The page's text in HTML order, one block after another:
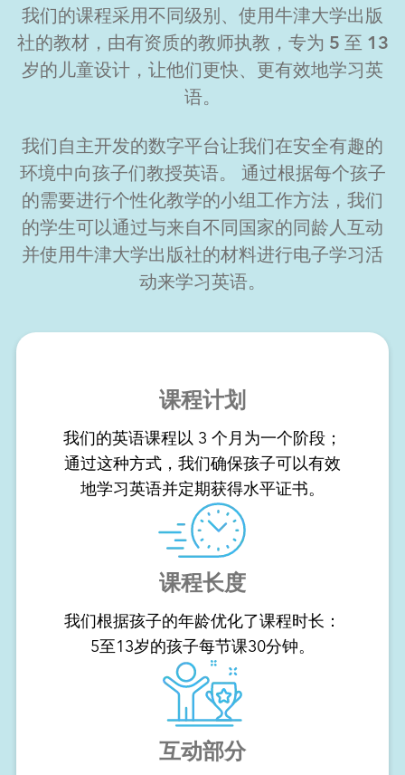
我们的课程采用不同级别、使用牛津大学出版
社的教材，由有资质的教师执教，专为 5 至 13
岁的儿童设计，让他们更快、更有效地学习英
语。
我们自主开发的数字平台让我们在安全有趣的
环境中向孩子们教授英语。 通过根据每个孩子
的需要进行个性化教学的小组工作方法，我们
的学生可以通过与来自不同国家的同龄人互动
并使用牛津大学出版社的材料进行电子学习活
动来学习英语。
课程计划
我们的英语课程以 3 个月为一个阶段；
通过这种方式，我们确保孩子可以有效
地学习英语并定期获得水平证书。
课程长度
我们根据孩子的年龄优化了课程时长：
5至13岁的孩子每节课30分钟。
互动部分